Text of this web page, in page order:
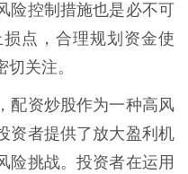
险控制措施也是必不可
点，合理规划资金使
关注。
配资炒股作为一种高风
资者提供了放大盈利机
险挑战。投资者在运用